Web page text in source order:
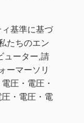
基準に基づ
たちのエン
ューター,請
ーマーソリ
圧・電圧・
・電圧・電